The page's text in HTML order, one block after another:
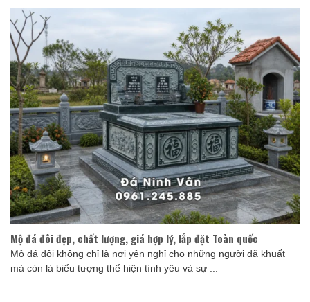
Mộ đá đôi đẹp, chất lượng, giá hợp lý, lắp đặt Toàn quốc
Mộ đá đôi không chỉ là nơi yên nghỉ cho những người đã khuất
mà còn là biểu tượng thể hiện tình yêu và sự ...